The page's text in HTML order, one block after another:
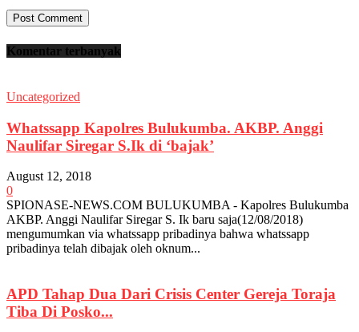
Komentar terbanyak
Uncategorized
Whatssapp Kapolres Bulukumba. AKBP. Anggi
Naulifar Siregar S.Ik di ‘bajak’
August 12, 2018
0
SPIONASE-NEWS.COM BULUKUMBA - Kapolres Bulukumba
AKBP. Anggi Naulifar Siregar S. Ik baru saja(12/08/2018)
mengumumkan via whatssapp pribadinya bahwa whatssapp
pribadinya telah dibajak oleh oknum...
APD Tahap Dua Dari Crisis Center Gereja Toraja
Tiba Di Posko...